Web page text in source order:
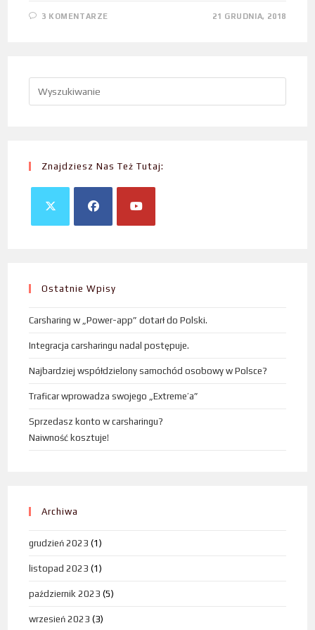
3 KOMENTARZE 21 GRUDNIA, 2018
Znajdziesz Nas Też Tutaj:
Ostatnie Wpisy
Carsharing w „Power-app” dotarł do Polski.
Integracja carsharingu nadal postępuje.
Najbardziej współdzielony samochód osobowy w Polsce?
Traficar wprowadza swojego „Extreme’a”
Sprzedasz konto w carsharingu?
Naiwność kosztuje!
Archiwa
grudzień 2023 (1)
listopad 2023 (1)
październik 2023 (5)
wrzesień 2023 (3)